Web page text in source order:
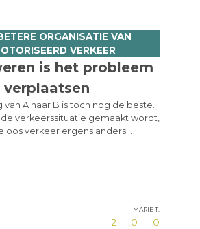
ORGANISATIE VAN
VERKEER
is het probleem
verplaatsen
A naar B is toch nog de beste.
verkeerssituatie gemaakt wordt,
verkeer ergens anders
nu al meetbaar lawaai,
Marie T.
2 0 0